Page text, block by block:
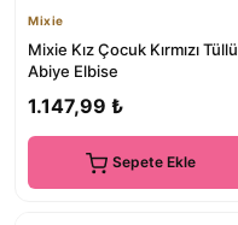
Mixie
Mixie Kız Çocuk Kırmızı Tüllü
Abiye Elbise
1.147,99 ₺
Sepete Ekle